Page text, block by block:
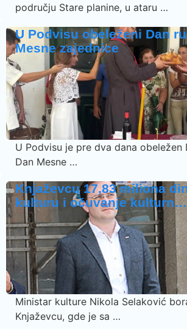
području Stare planine, u ataru …
U Podvisu obeleženi Dan
Mesne zajednice
U Podvisu je pre dva dana obeležen
Dan Mesne …
Knjaževcu 17,83 miliona
kulturu i očuvanje kulturn…
Ministar kulture Nikola Selaković
Knjaževcu, gde je sa …